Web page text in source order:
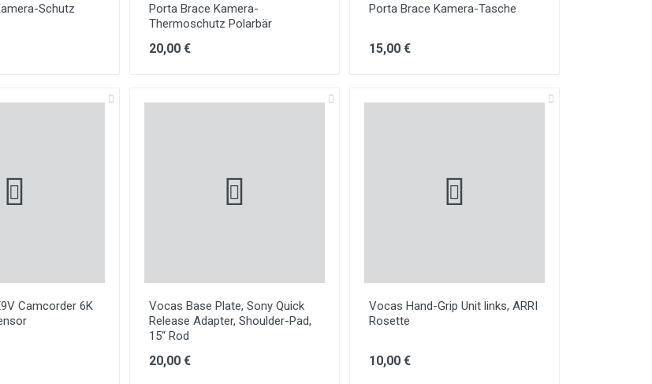
Schutz
Porta Brace Kamera-
Thermoschutz Polarbär
20,00 €
Porta Brace Kamera-Tasche
15,00 €
Camcorder 6K
Vocas Base Plate, Sony Quick
Release Adapter, Shoulder-Pad,
15“ Rod
20,00 €
Vocas Hand-Grip Unit links, ARRI
Rosette
10,00 €